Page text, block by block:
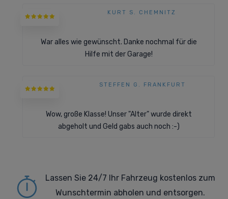
KURT S. CHEMNITZ
War alles wie gewünscht. Danke nochmal für die
Hilfe mit der Garage!
STEFFEN G. FRANKFURT
Wow, große Klasse! Unser "Alter" wurde direkt
abgeholt und Geld gabs auch noch :-)
Lassen Sie 24/7 Ihr Fahrzeug kostenlos zum
Wunschtermin abholen und entsorgen.